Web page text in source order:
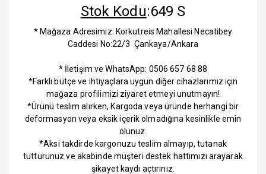
Stok Kodu:649 S
* Mağaza Adresimiz: Korkutreis Mahallesi Necatibey
Caddesi No:22/3 Çankaya/Ankara
* İletişim ve WhatsApp: 0506 657 68 88
*Farklı bütçe ve ihtiyaçlara uygun diğer cihazlarımız için
mağaza profilimizi ziyaret etmeyi unutmayın!
*Ürünü teslim alırken, Kargoda veya üründe herhangi bir
deformasyon veya eksik içerik olmadığına kesinlikle emin
olunuz.
*Aksi takdirde kargonuzu teslim almayıp, tutanak
tutturunuz ve akabinde müşteri destek hattımızı arayarak
şikayet kaydı açtırınız.